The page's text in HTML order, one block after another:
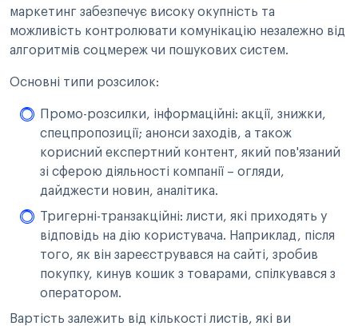
маркетинг забезпечує високу окупність та
можливість контролювати комунікацію незалежно від
алгоритмів соцмереж чи пошукових систем.
Основні типи розсилок:
Промо-розсилки, інформаційні: акції, знижки,
спецпропозиції; анонси заходів, а також
корисний експертний контент, який пов'язаний
зі сферою діяльності компанії – огляди,
дайджести новин, аналітика.
Тригерні-транзакційні: листи, які приходять у
відповідь на дію користувача. Наприклад, після
того, як він зареєструвався на сайті, зробив
покупку, кинув кошик з товарами, спілкувався з
оператором.
Вартість залежить від кількості листів, які ви